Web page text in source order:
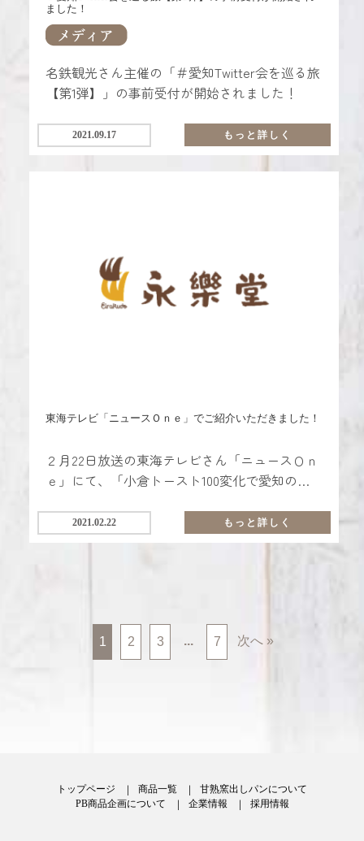
ました！
名鉄観光さん主催の「＃愛知Twitter会を巡る旅
【第1弾】」の事前受付が開始されました！
2021.09.17 もっと詳しく
東海テレビ「ニュースＯｎｅ」でご紹介いただきました！
２月22日放送の東海テレビさん「ニュースＯｎ
ｅ」にて、「小倉トースト100変化で愛知の喫
ただきました。
2021.02.22 もっと詳しく
1 2 3 ... 7 次へ »
トップページ 商品一覧
甘熟窯出しパンについて
PB商品企画について
企業情報 採用情報